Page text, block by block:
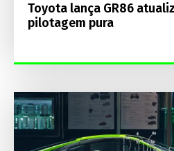
Toyota lança GR86
pilotagem pura